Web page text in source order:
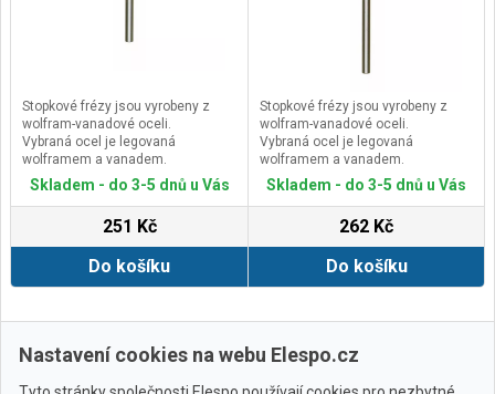
Stopkové frézy jsou vyrobeny z
wolfram-vanadové oceli.
Vybraná ocel je legovaná
wolframem a vanadem.
Účelná a stabilní konstrukce
stopky a frézy z jednoho kusu.
Přesné ozubení a optimální
přesnost vystředěného běhu při
stejné houževnatosti.
Skladem - do 3-5 dnů u Vás
251 Kč
Do košíku
Stopkové frézy jsou vyrobeny z
wolfram-vanadové oceli.
Vybraná ocel je legovaná
wolframem a vanadem.
Účelná a stabilní konstrukce
stopky a frézy z jednoho kusu.
Přesné ozubení a optimální
přesnost vystředěného běhu při
stejné houževnatosti.
Skladem - do 3-5 dnů u Vás
262 Kč
Do košíku
Zobrazit další
Nastavení cookies na webu Elespo.cz